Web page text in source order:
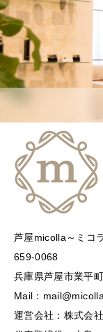
芦屋micolla～ミコ
659-0068
兵庫県芦屋市業平
Mail：
運営会社：株式会